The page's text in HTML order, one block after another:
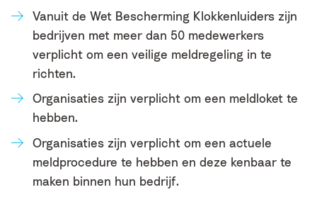
Vanuit de Wet Bescherming Klokkenluiders zijn
bedrijven met meer dan 50 medewerkers
verplicht om een veilige meldregeling in te
richten.
Organisaties zijn verplicht om een meldloket te
hebben.
Organisaties zijn verplicht om een actuele
meldprocedure te hebben en deze kenbaar te
maken binnen hun bedrijf.